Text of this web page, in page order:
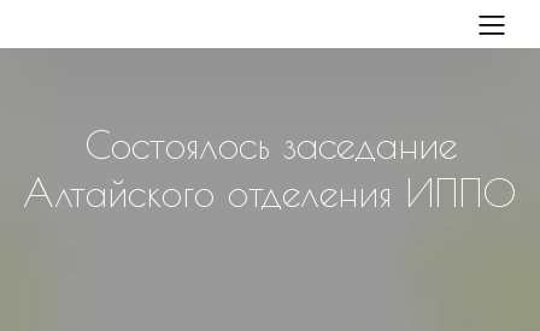
Состоялось заседание
Алтайского отделения ИППО